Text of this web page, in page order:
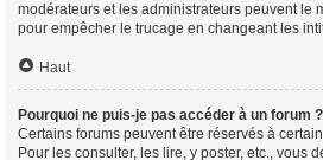
modérateurs et les administrateurs peuvent le
pour empêcher le trucage en changeant les
Haut
Pourquoi ne puis-je pas accéder à un forum ?
Certains forums peuvent être réservés à
Pour les consulter, les lire, y poster, etc., vous